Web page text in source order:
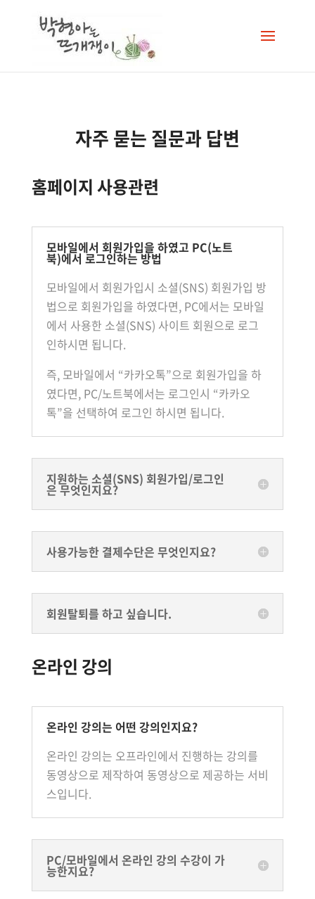
자주 묻는 질문과 답변
홈페이지 사용관련
모바일에서 회원가입을 하였고 PC(노트
북)에서 로그인하는 방법
모바일에서 회원가입시 소셜(SNS) 회원가입 방
법으로 회원가입을 하였다면, PC에서는 모바일
에서 사용한 소셜(SNS) 사이트 회원으로 로그
인하시면 됩니다.
즉, 모바일에서 “카카오톡”으로 회원가입을 하
였다면, PC/노트북에서는 로그인시 “카카오
톡”을 선택하여 로그인 하시면 됩니다.
지원하는 소셜(SNS) 회원가입/로그인
은 무엇인지요?
사용가능한 결제수단은 무엇인지요?
회원탈퇴를 하고 싶습니다.
온라인 강의
온라인 강의는 어떤 강의인지요?
온라인 강의는 오프라인에서 진행하는 강의를
동영상으로 제작하여 동영상으로 제공하는 서비
스입니다.
PC/모바일에서 온라인 강의 수강이 가
능한지요?